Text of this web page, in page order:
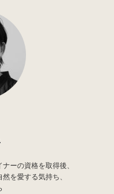
ーの資格を取得後、
を愛する気持ち、